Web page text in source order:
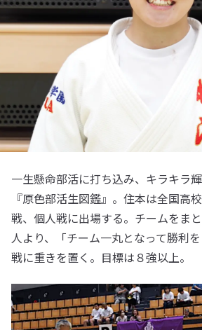
一生懸命部活に打ち込み、キラキラ
『原色部活生図鑑』。住本は全国高
戦、個人戦に出場する。チームをま
人より、「チーム一丸となって勝利
戦に重きを置く。目標は８強以上。